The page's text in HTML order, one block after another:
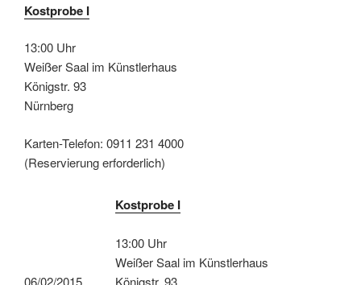
Kostprobe I
13:00 Uhr
Weißer Saal im Künstlerhaus
Königstr. 93
Nürnberg
Karten-Telefon: 0911 231 4000
(Reservierung erforderlich)
06/02/2015
Kostprobe I
13:00 Uhr
Weißer Saal im Künstlerhaus
Königstr. 93